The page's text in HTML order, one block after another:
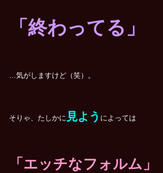
「終わってる」
…気がしますけど（笑）。
そりゃ、たしかに 見よう によっては
「エッチなフォルム」